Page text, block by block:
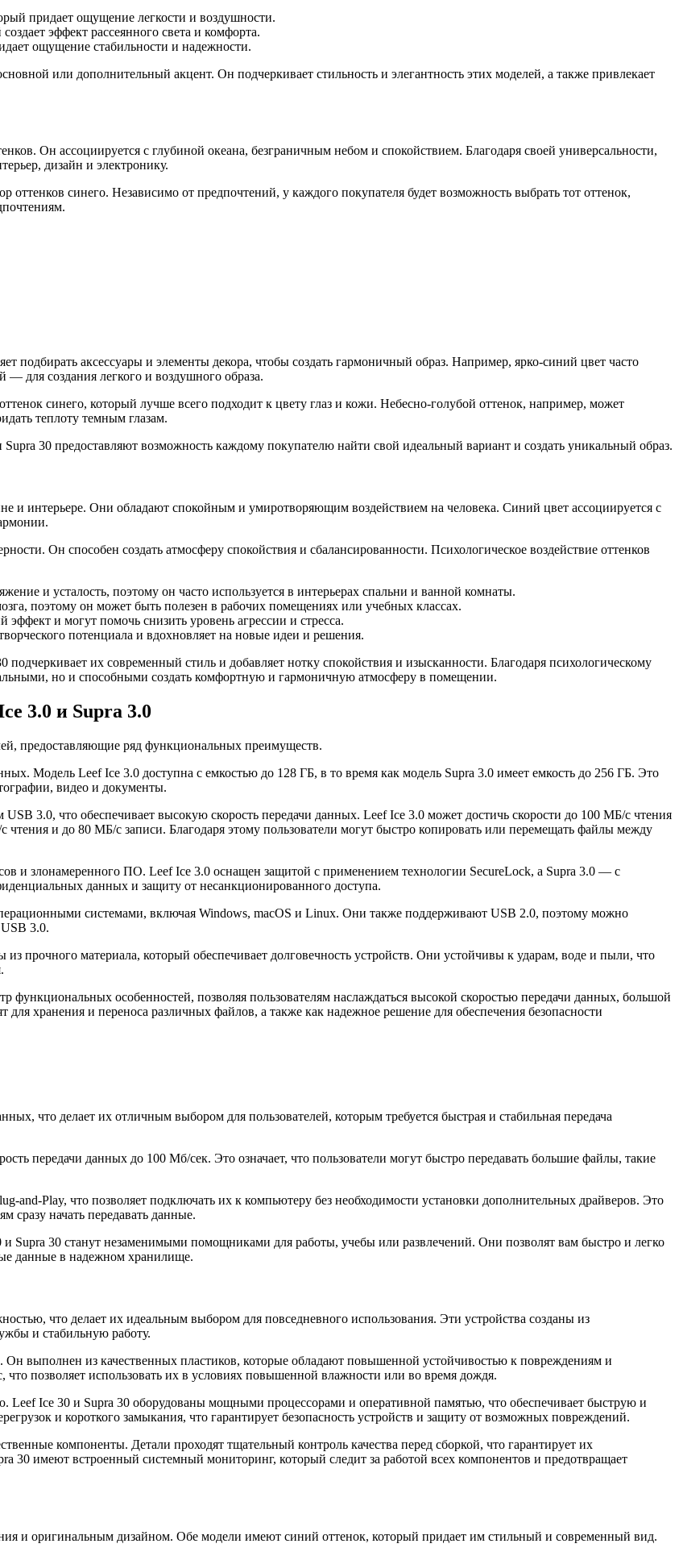
придает ощущение легкости и воздушности.
эффект рассеянного света и комфорта.
ощущение стабильности и надежности.
или дополнительный акцент. Он подчеркивает стильность и элегантность этих моделей, а также привлекает
Он ассоциируется с глубиной океана, безграничным небом и спокойствием. Благодаря своей универсальности,
дизайн и электронику.
синего. Независимо от предпочтений, у каждого покупателя будет возможность выбрать тот оттенок,
подбирать аксессуары и элементы декора, чтобы создать гармоничный образ. Например, ярко-синий цвет часто
— для создания легкого и воздушного образа.
синего, который лучше всего подходит к цвету глаз и кожи. Небесно-голубой оттенок, например, может
теплоту темным глазам.
30 предоставляют возможность каждому покупателю найти свой идеальный вариант и создать уникальный образ.
и интерьере. Они обладают спокойным и умиротворяющим воздействием на человека. Синий цвет ассоциируется с
Он способен создать атмосферу спокойствия и сбалансированности. Психологическое воздействие оттенков
и усталость, поэтому он часто используется в интерьерах спальни и ванной комнаты.
поэтому он может быть полезен в рабочих помещениях или учебных классах.
и могут помочь снизить уровень агрессии и стресса.
потенциала и вдохновляет на новые идеи и решения.
их современный стиль и добавляет нотку спокойствия и изысканности. Благодаря психологическому
но и способными создать комфортную и гармоничную атмосферу в помещении.
3.0 и Supra 3.0
предоставляющие ряд функциональных преимуществ.
Модель Leef Ice 3.0 доступна с емкостью до 128 ГБ, в то время как модель Supra 3.0 имеет емкость до 256 ГБ. Это
видео и документы.
3.0, что обеспечивает высокую скорость передачи данных. Leef Ice 3.0 может достичь скорости до 100 МБ/с чтения
и до 80 МБ/с записи. Благодаря этому пользователи могут быстро копировать или перемещать файлы между
и злонамеренного ПО. Leef Ice 3.0 оснащен защитой с применением технологии SecureLock, а Supra 3.0 — с
данных и защиту от несанкционированного доступа.
системами, включая Windows, macOS и Linux. Они также поддерживают USB 2.0, поэтому можно
3.0.
прочного материала, который обеспечивает долговечность устройств. Они устойчивы к ударам, воде и пыли, что
особенностей, позволяя пользователям наслаждаться высокой скоростью передачи данных, большой
хранения и переноса различных файлов, а также как надежное решение для обеспечения безопасности
что делает их отличным выбором для пользователей, которым требуется быстрая и стабильная передача
передачи данных до 100 Мб/сек. Это означает, что пользователи могут быстро передавать большие файлы, такие
and-Play, что позволяет подключать их к компьютеру без необходимости установки дополнительных драйверов. Это
сразу начать передавать данные.
Supra 30 станут незаменимыми помощниками для работы, учебы или развлечений. Они позволят вам быстро и легко
данные в надежном хранилище.
что делает их идеальным выбором для повседневного использования. Эти устройства созданы из
и стабильную работу.
выполнен из качественных пластиков, которые обладают повышенной устойчивостью к повреждениям и
позволяет использовать их в условиях повышенной влажности или во время дождя.
Leef Ice 30 и Supra 30 оборудованы мощными процессорами и оперативной памятью, что обеспечивает быструю и
и короткого замыкания, что гарантирует безопасность устройств и защиту от возможных повреждений.
компоненты. Детали проходят тщательный контроль качества перед сборкой, что гарантирует их
30 имеют встроенный системный мониторинг, который следит за работой всех компонентов и предотвращает
и оригинальным дизайном. Обе модели имеют синий оттенок, который придает им стильный и современный вид.